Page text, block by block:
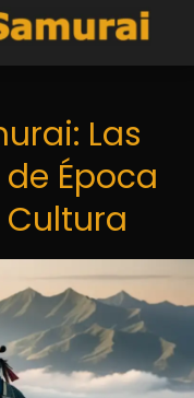
Las
Época